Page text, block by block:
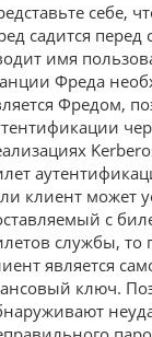
себе,
садится перед
имя
Фреда
Фредом,
клиент может
с
службы, то
является
ключ.